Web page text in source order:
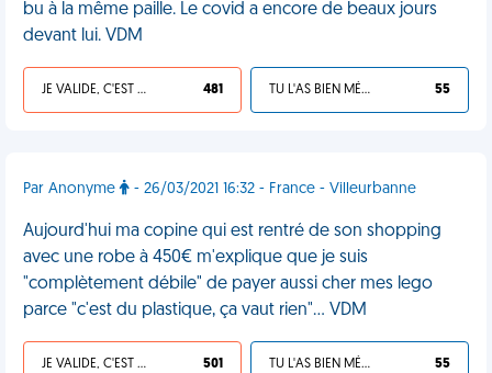
bu à la même paille. Le covid a encore de beaux jours
devant lui. VDM
JE VALIDE, C'EST UNE VDM 481 TU L'AS BIEN MÉRITÉ 55
Par Anonyme - 26/03/2021 16:32 - France - Villeurbanne
Aujourd'hui ma copine qui est rentré de son shopping
avec une robe à 450€ m'explique que je suis
"complètement débile" de payer aussi cher mes lego
parce "c'est du plastique, ça vaut rien"... VDM
JE VALIDE, C'EST UNE VDM 501 TU L'AS BIEN MÉRITÉ 55